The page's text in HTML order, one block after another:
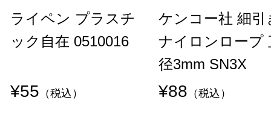
ライペン プラスチ
ック自在 0510016
¥55 （税込）
ケンコー社 細引
ナイロンロープ
径3mm SN3X
¥88 （税込）